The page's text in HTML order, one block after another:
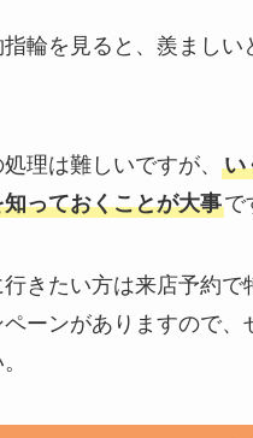
輪を見ると、羨ましい
理は難しいですが、 い
っておくことが大事で
きたい方は来店予約で
ーンがありますので、